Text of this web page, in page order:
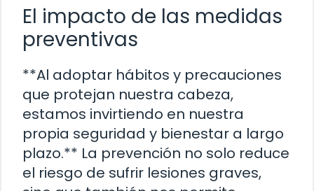
El impacto de las medidas
preventivas
**Al adoptar hábitos y precauciones
que protejan nuestra cabeza,
estamos invirtiendo en nuestra
propia seguridad y bienestar a largo
plazo.** La prevención no solo reduce
el riesgo de sufrir lesiones graves,